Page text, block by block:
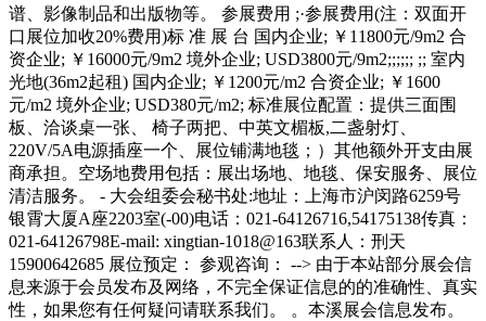
谱、影像制品和出版物等。 参展费用 ;·参展费用(注：双面开
口展位加收20%费用)标 准 展 台 国内企业; ￥11800元/9m2 合
资企业; ￥16000元/9m2 境外企业; USD3800元/9m2;;;;;; ;; 室内
光地(36m2起租) 国内企业; ￥1200元/m2 合资企业; ￥1600
元/m2 境外企业; USD380元/m2; 标准展位配置：提供三面围
板、洽谈桌一张、 椅子两把、中英文楣板,二盏射灯、
220V/5A电源插座一个、展位铺满地毯；）其他额外开支由展
商承担。空场地费用包括：展出场地、地毯、保安服务、展位
清洁服务。 - 大会组委会秘书处:地址：上海市沪闵路6259号
银霄大厦A座2203室(-00)电话：021-64126716,54175138传真：
021-64126798E-mail: xingtian-1018@163联系人：刑天
15900642685 展位预定： 参观咨询： --> 由于本站部分展会信
息来源于会员发布及网络，不完全保证信息的的准确性、真实
性，如果您有任何疑问请联系我们。 。本溪展会信息发布。